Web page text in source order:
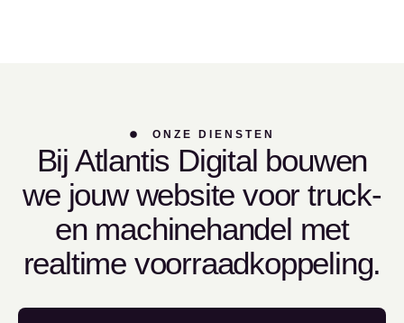
ONZE DIENSTEN
Bij Atlantis Digital bouwen
we jouw website voor truck-
en machinehandel met
realtime voorraadkoppeling.